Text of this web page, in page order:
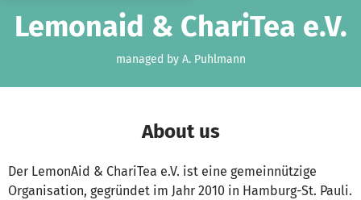
Lemonaid & ChariTea e.V.
managed by A. Puhlmann
About us
Der LemonAid & ChariTea e.V. ist eine gemeinnützige
Organisation, gegründet im Jahr 2010 in Hamburg-St. Pauli.